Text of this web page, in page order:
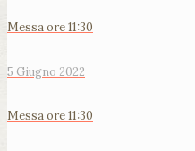
Messa ore 11:30
5 Giugno 2022
Messa ore 11:30